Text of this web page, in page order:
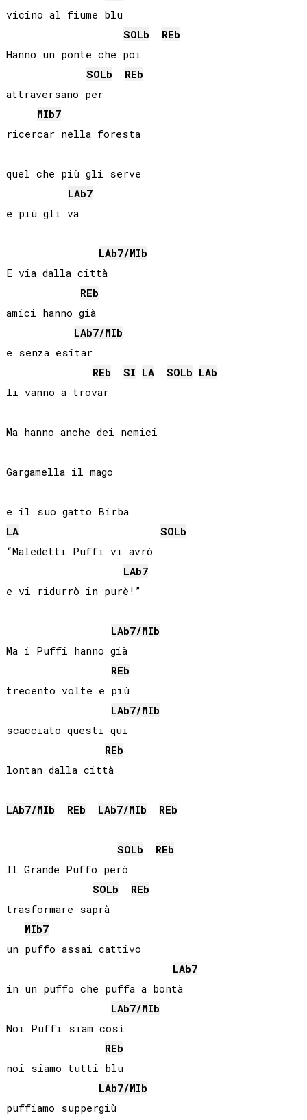
vicino al fiume blu
SOLb
REb
Hanno un ponte che poi
SOLb
REb
attraversano per
MIb7
ricercar nella foresta
quel che più gli serve
LAb7
e più gli va
LAb7/MIb
E via dalla città
REb
amici hanno già
LAb7/MIb
e senza esitar
REb
SI LA SOLb LAb
li vanno a trovar
Ma hanno anche dei nemici
Gargamella il mago
e il suo gatto Birba
LA
SOLb
“Maledetti Puffi vi avrò
LAb7
e vi ridurrò in purè!”
LAb7/MIb
Ma i Puffi hanno già
REb
trecento volte e più
LAb7/MIb
scacciato questi qui
REb
lontan dalla città
LAb7/MIb REb LAb7/MIb REb
SOLb
REb
Il Grande Puffo però
SOLb
REb
trasformare saprà
MIb7
un puffo assai cattivo
LAb7
in un puffo che puffa a bontà
LAb7/MIb
Noi Puffi siam così
REb
noi siamo tutti blu
LAb7/MIb
puffiamo suppergiù